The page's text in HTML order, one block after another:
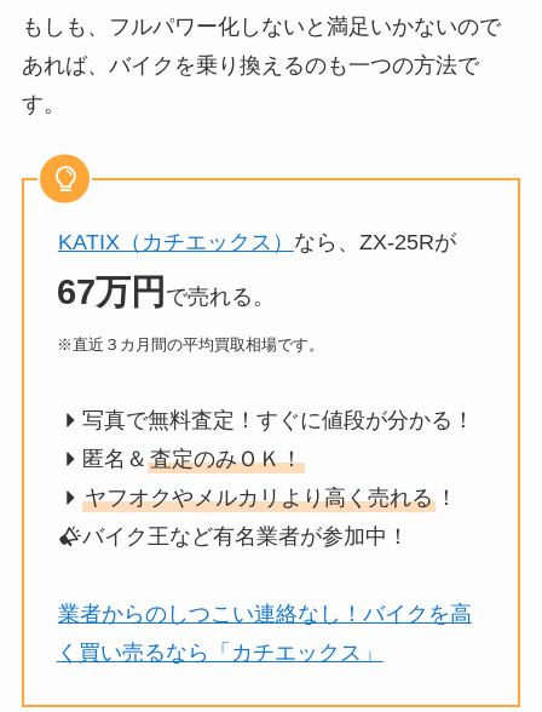
もしも、フルパワー化しないと満足いかないので
あれば、バイクを乗り換えるのも一つの方法で
す。
KATIX（カチエックス） なら、ZX-25Rが
67万円 で売れる。
※直近３カ月間の平均買取相場です。
写真で無料査定！すぐに値段が分かる！
匿名＆査定のみＯＫ！
ヤフオクやメルカリより高く売れる ！
バイク王など有名業者が参加中！
業者からのしつこい連絡なし！バイクを高
く買い売るなら「カチエックス」